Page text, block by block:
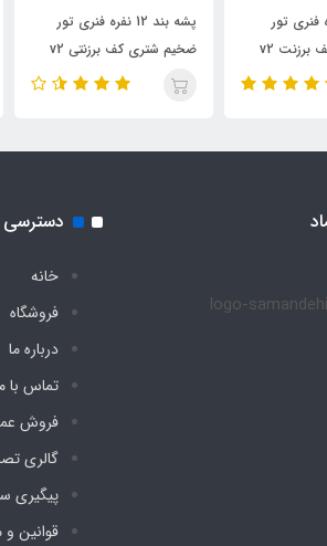
8 نفره فنری تور
ضخیم شتری کف برزنت v2
پشه‌ بند 12 نفره فنری تور
ضخیم شتری کف برزنتی v2
مدل چادر مسافرتی
دسترسی
خانه
فروشگاه
درباره ما
تماس با
فروش
گالری
پیگیری
قوانین